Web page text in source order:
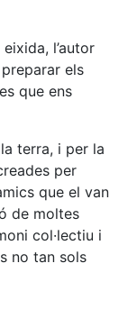
l’autor
els
que ens
terra, i per la
per
que el van
de moltes
col·lectiu i
no tan sols